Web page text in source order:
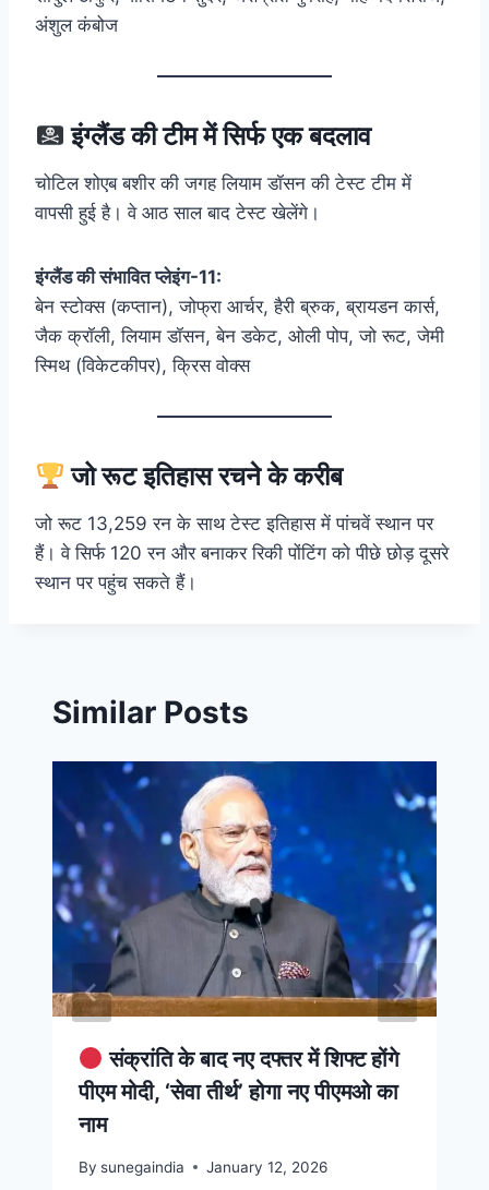
अंशुल कंबोज
इंग्लैंड की टीम में सिर्फ एक बदलाव
चोटिल शोएब बशीर की जगह लियाम डॉसन की टेस्ट टीम में
वापसी हुई है। वे आठ साल बाद टेस्ट खेलेंगे।
इंग्लैंड की संभावित प्लेइंग-11:
बेन स्टोक्स (कप्तान), जोफ्रा आर्चर, हैरी ब्रुक, ब्रायडन कार्स,
जैक क्रॉली, लियाम डॉसन, बेन डकेट, ओली पोप, जो रूट, जेमी
स्मिथ (विकेटकीपर), क्रिस वोक्स
जो रूट इतिहास रचने के करीब
जो रूट 13,259 रन के साथ टेस्ट इतिहास में पांचवें स्थान पर
हैं। वे सिर्फ 120 रन और बनाकर रिकी पोंटिंग को पीछे छोड़ दूसरे
स्थान पर पहुंच सकते हैं।
Similar Posts
संक्रांति के बाद नए दफ्तर में शिफ्ट होंगे
पीएम मोदी, ‘सेवा तीर्थ’ होगा नए पीएमओ का
नाम
By sunegaindia January 12, 2026